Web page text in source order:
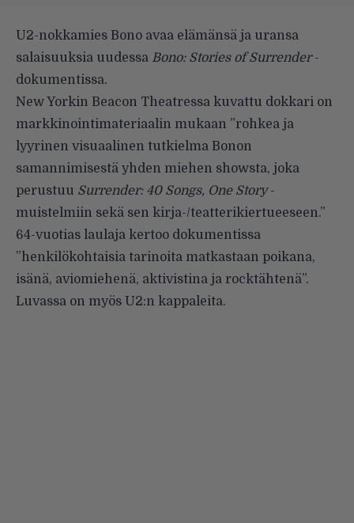
U2-nokkamies Bono avaa elämänsä ja uransa
salaisuuksia uudessa Bono: Stories of Surrender-
dokumentissa.
New Yorkin Beacon Theatressa kuvattu dokkari on
markkinointimateriaalin mukaan ”rohkea ja
lyyrinen visuaalinen tutkielma Bonon
samannimisestä yhden miehen showsta, joka
perustuu Surrender: 40 Songs, One Story-
muistelmiin sekä sen kirja-/teatterikiertueeseen.”
64-vuotias laulaja kertoo dokumentissa
”henkilökohtaisia tarinoita matkastaan poikana,
isänä, aviomiehenä, aktivistina ja rocktähtenä”.
Luvassa on myös U2:n kappaleita.